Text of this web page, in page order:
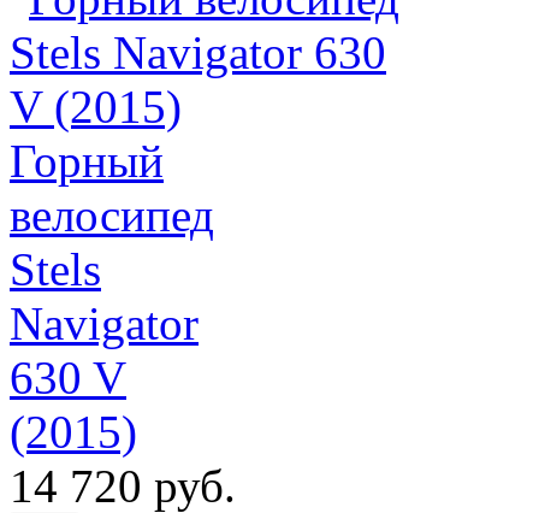
Горный
велосипед
Stels
Navigator
630 V
(2015)
14 720 руб.